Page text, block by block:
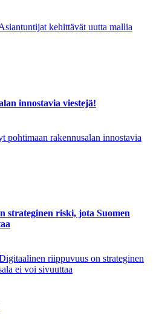
kehittävät uutta mallia
innostavia viestejä!
pohtimaan rakennusalan innostavia
strateginen riski, jota Suomen
riippuvuus on strateginen
ei voi sivuuttaa